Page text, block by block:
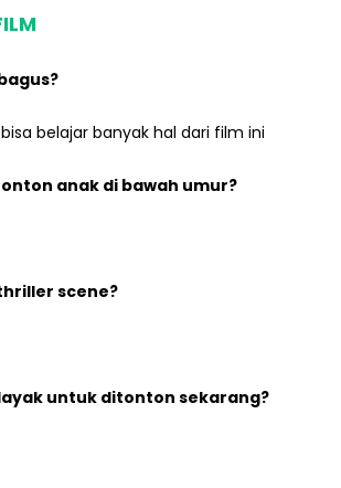
belajar banyak hal dari film ini
anak di bawah umur?
scene?
untuk ditonton sekarang?